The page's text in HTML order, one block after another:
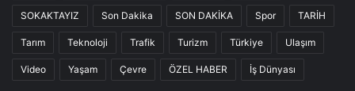
SOKAKTAYIZ Son Dakika SON DAKİKA Spor TARİH
Tarım Teknoloji Trafik Turizm Türkiye Ulaşım
Video Yaşam Çevre ÖZEL HABER İş Dünyası